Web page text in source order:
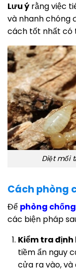
Lưu ý rằng việc
và nhanh chóng
cách tốt nhất có
Diệt mối
Cách phòng
Để phòng
các biện pháp
Kiểm tra định
tiềm ẩn nguy
cửa ra vào, và